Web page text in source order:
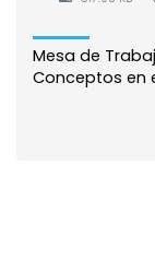
Mesa de
Conceptos en